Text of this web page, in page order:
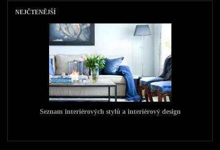
NEJČTENĚJŠÍ
Seznam interiérových stylů a interiérový design